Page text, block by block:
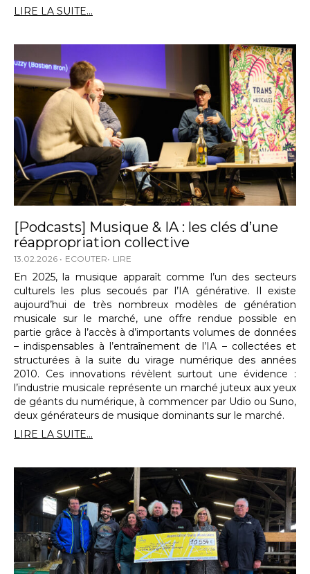
LIRE LA SUITE...
[Podcasts] Musique & IA : les clés d’une
réappropriation collective
13.02.2026 ECOUTER LIRE
En 2025, la musique apparaît comme l’un des secteurs
culturels les plus secoués par l’IA générative. Il existe
aujourd’hui de très nombreux modèles de génération
musicale sur le marché, une offre rendue possible en
partie grâce à l’accès à d’importants volumes de données
– indispensables à l’entraînement de l’IA – collectées et
structurées à la suite du virage numérique des années
2010. Ces innovations révèlent surtout une évidence :
l’industrie musicale représente un marché juteux aux yeux
de géants du numérique, à commencer par Udio ou Suno,
deux générateurs de musique dominants sur le marché.
LIRE LA SUITE...